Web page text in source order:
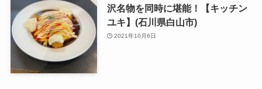
沢名物を同時に堪能！【キッチン
ユキ】(石川県白山市)
2021年10月6日